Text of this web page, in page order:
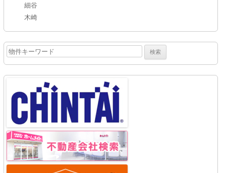
細谷
木崎